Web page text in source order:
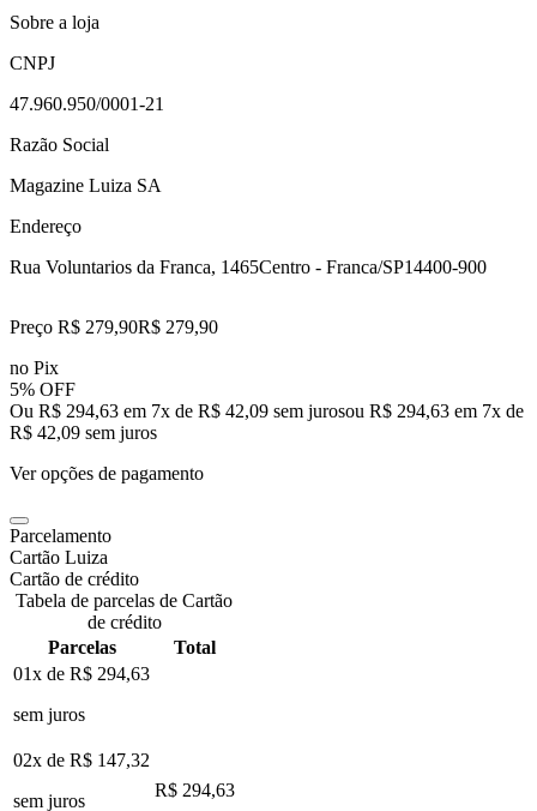
Sobre a loja
CNPJ
47.960.950/0001-21
Razão Social
Magazine Luiza SA
Endereço
Rua Voluntarios da Franca, 1465Centro - Franca/SP14400-900
Preço R$ 279,90R$ 279,90
no Pix
5% OFF
Ou R$ 294,63 em 7x de R$ 42,09 sem jurosou R$ 294,63 em 7x de
R$ 42,09 sem juros
Ver opções de pagamento
Parcelamento
Cartão Luiza
Cartão de crédito
Tabela de parcelas de Cartão
de crédito
Parcelas
Total
01x de R$ 294,63
sem juros
02x de R$ 147,32
sem juros
R$ 294,63